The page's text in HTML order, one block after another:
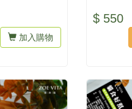
加入購物
分，...
$ 550